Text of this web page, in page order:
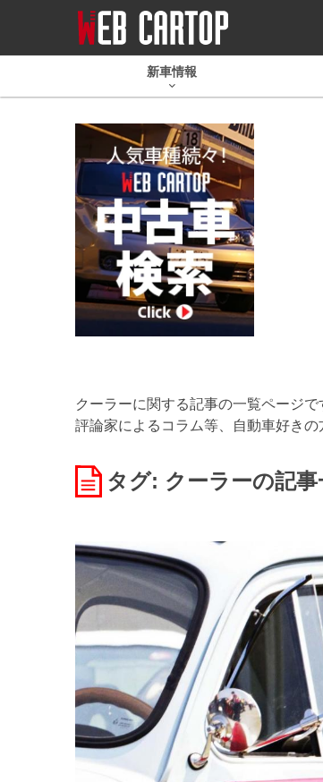
新車情報
クーラーに関する記事の一覧ページ
評論家によるコラム等、自動車好きの
タグ: クーラーの記事